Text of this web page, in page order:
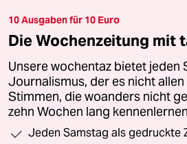
10 Ausgaben für 10 Euro
Die Wochenzeitung mit
Unsere wochentaz bietet jeden
Journalismus, der es nicht
Stimmen, die woanders nicht
zehn Wochen lang
Jeden Samstag als gedruckte